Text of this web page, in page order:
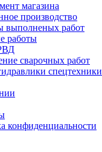
магазина
производство
выполненых работ
работы
сварочных работ
спецтехники
конфиденциальности